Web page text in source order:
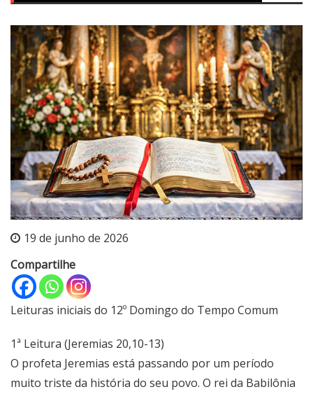
19 de junho de 2026
Compartilhe
Leituras iniciais do 12º Domingo do Tempo Comum
1ª Leitura (Jeremias 20,10-13)
O profeta Jeremias está passando por um período
muito triste da história do seu povo. O rei da Babilônia